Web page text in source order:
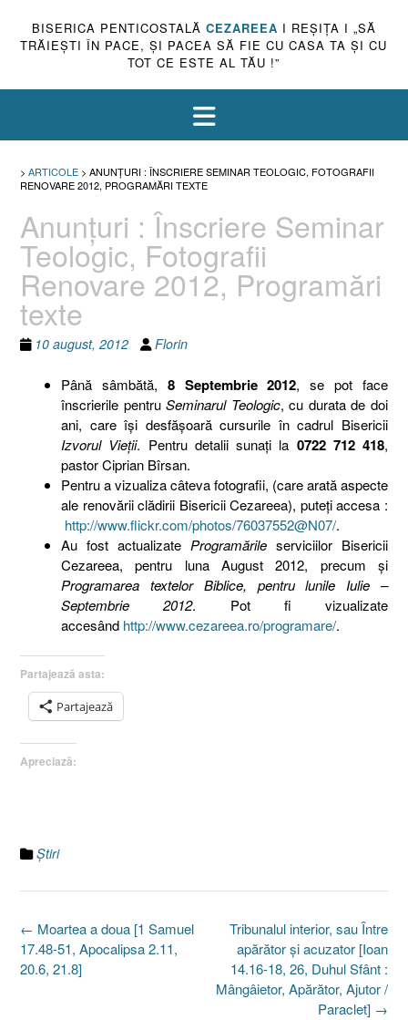
BISERICA PENTICOSTALĂ CEZAREEA I REŞIŢA I „SĂ
TRĂIEŞTI ÎN PACE, ŞI PACEA SĂ FIE CU CASA TA ŞI CU
TOT CE ESTE AL TĂU !”
> ARTICOLE > ANUNŢURI : ÎNSCRIERE SEMINAR TEOLOGIC, FOTOGRAFII
RENOVARE 2012, PROGRAMĂRI TEXTE
Anunţuri : Înscriere Seminar
Teologic, Fotografii
Renovare 2012, Programări
texte
10 august, 2012 Florin
Până sâmbătă, 8 Septembrie 2012, se pot face
înscrierile pentruSeminarul Teologic, cu durata de doi
ani, care îşi desfăşoară cursurile în cadrul Bisericii
Izvorul Vieţii. Pentru detalii sunaţi la 0722 712 418,
pastor Ciprian Bîrsan.
Pentru a vizualiza câteva fotografii, (care arată aspecte
ale renovării clădirii Bisericii Cezareea), puteţi accesa :
http://www.flickr.com/photos/76037552@N07/.
Au fost actualizate Programările serviciilor Bisericii
Cezareea, pentru luna August 2012, precum şi
Programarea textelor Biblice, pentru lunile Iulie –
Septembrie 2012. Pot fi vizualizate
accesând http://www.cezareea.ro/programare/.
Partajează asta:
Partajează
Apreciază:
Ştiri
Post
navigation
Tribunalul interior, sau Între
apărător şi acuzator [Ioan
14.16-18, 26, Duhul Sfânt :
Mângâietor, Apărător, Ajutor /
Paraclet] →
← Moartea a doua [1 Samuel
17.48-51, Apocalipsa 2.11,
20.6, 21.8]